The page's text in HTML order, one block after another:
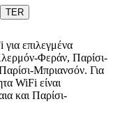
TER
επιλεγμένα
Φεράν, Παρίσι-
Μπριανσόν. Για
WiFi είναι
και Παρίσι-